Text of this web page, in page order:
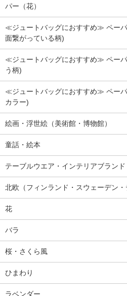
パー（花）
≪ジュートバッグにおすすめ≫ ペー
面繋がっている柄)
≪ジュートバッグにおすすめ≫ ペー
う柄)
≪ジュートバッグにおすすめ≫ ペー
カラー)
絵画・浮世絵（美術館・博物館）
童話・絵本
テーブルウエア・インテリアブランド
北欧（フィンランド・スウェーデン・
花
バラ
桜・さくら風
ひまわり
ラベンダー